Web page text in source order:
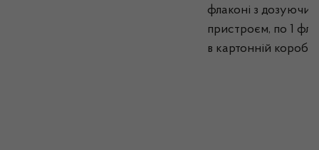
флаконі з дозуючим
пристроєм, по 1
в картонній коробці